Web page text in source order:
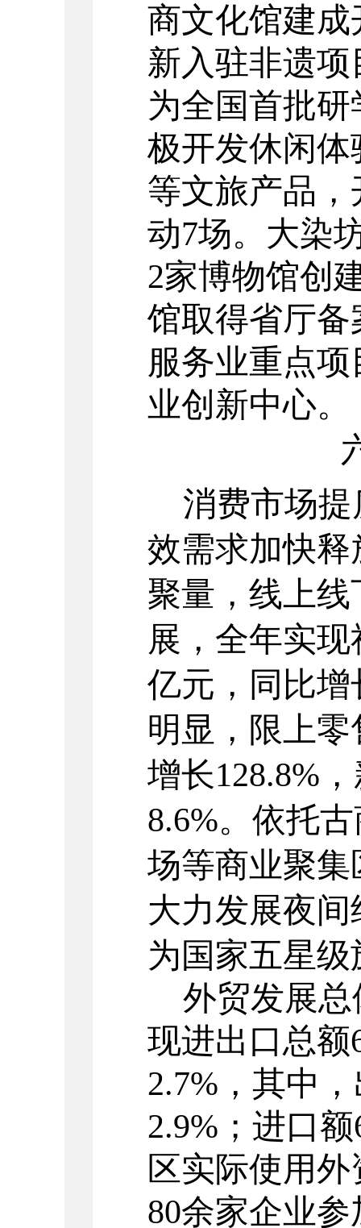
商文化馆建
新入驻非遗项
为全国首批
极开发休闲
等文旅产品，
动7场。大染
2家博物馆创
馆取得省厅备
服务业重点
业创新中心。
消费市场提
效需求加快
聚量，线上
展，全年实
亿元，同比增
明显，限上
增长128.8%
8.6%。依托
场等商业聚
大力发展夜间
为国家五星
外贸发展总
现进出口总额
2.7% ，其中
2.9% ；进口额
区实际使用
80余家企业